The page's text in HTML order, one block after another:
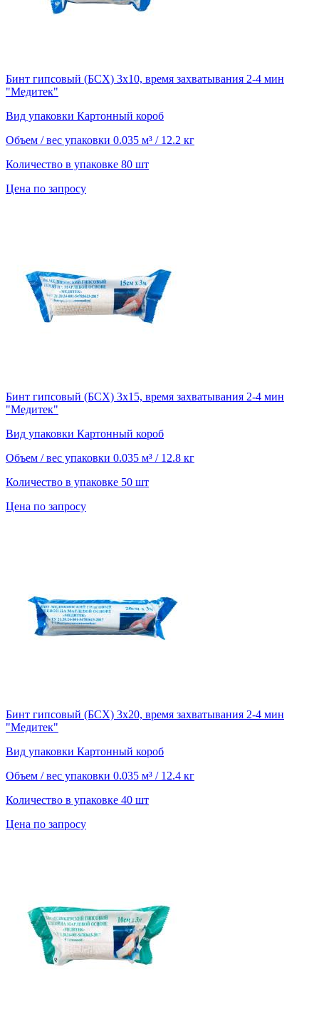
Бинт гипсовый (БСХ) 3х10, время захватывания 2-4 мин
"Медитек"
Вид упаковки Картонный короб
Объем / вес упаковки 0.035 м³ / 12.2 кг
Количество в упаковке 80 шт
Цена по запросу
Бинт гипсовый (БСХ) 3х15, время захватывания 2-4 мин
"Медитек"
Вид упаковки Картонный короб
Объем / вес упаковки 0.035 м³ / 12.8 кг
Количество в упаковке 50 шт
Цена по запросу
Бинт гипсовый (БСХ) 3х20, время захватывания 2-4 мин
"Медитек"
Вид упаковки Картонный короб
Объем / вес упаковки 0.035 м³ / 12.4 кг
Количество в упаковке 40 шт
Цена по запросу